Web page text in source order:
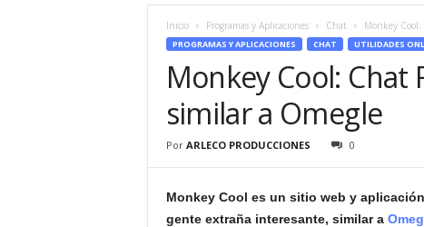
Inicio Programas y Aplicaciones Chat Monkey
PROGRAMAS Y APLICACIONES CHAT UTILIDADES
Monkey Cool: Chat
similar a Omegle
Por ARLECO PRODUCCIONES 0
Monkey Cool es un sitio web y
gente extraña interesante, similar a